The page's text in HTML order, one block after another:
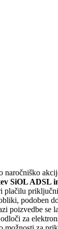
naročniško
SiOL ADSL
podoben
poizvedbe se
za